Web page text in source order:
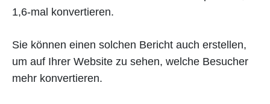
1,6-mal konvertieren.
Sie können einen solchen Bericht auch erstellen,
um auf Ihrer Website zu sehen, welche Besucher
mehr konvertieren.